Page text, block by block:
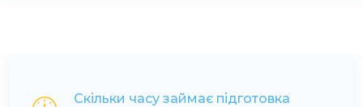
Скільки часу займає підготовка